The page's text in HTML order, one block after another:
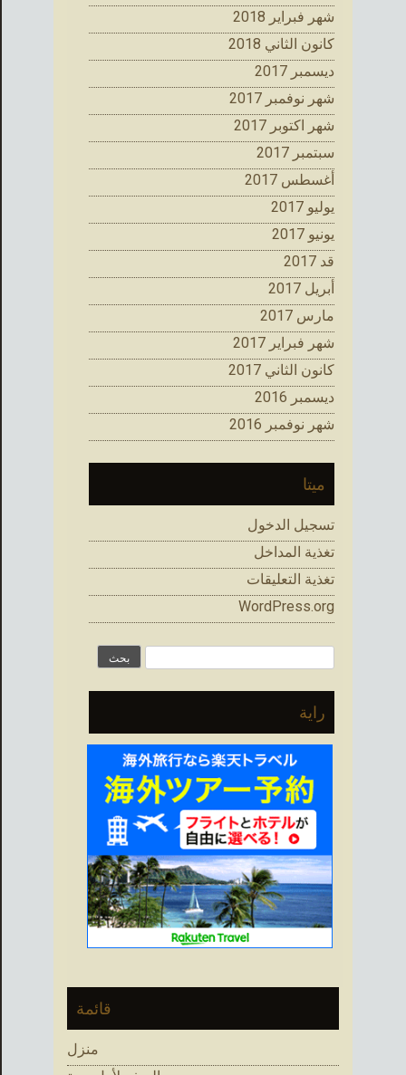
شهر فبراير 2018
كانون الثاني 2018
ديسمبر 2017
شهر نوفمبر 2017
شهر اكتوبر 2017
سبتمبر 2017
أغسطس 2017
يوليو 2017
يونيو 2017
قد 2017
أبريل 2017
مارس 2017
شهر فبراير 2017
كانون الثاني 2017
ديسمبر 2016
شهر نوفمبر 2016
ميتا
تسجيل الدخول
تغذية المداخل
تغذية التعليقات
WordPress.org
راية
قائمة
منزل